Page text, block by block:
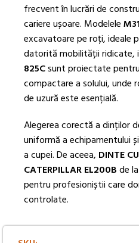
frecvent în lucrări de
cariere ușoare. Modelele
excavatoare pe roți, ideale
datorită mobilității ridicate,
825Csunt proiectate
compactare a solului,
de uzură este esențială.
Alegerea corectă a dinților
uniformă a echipamentului
a cupei. De aceea, DINTE
CATERPILLAR EL200Bde
pentru profesioniștii care
controlate.